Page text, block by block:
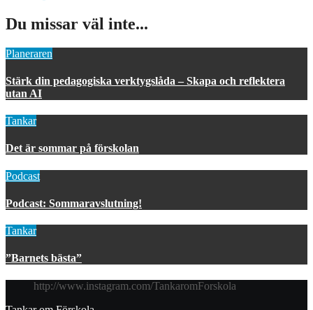
Du missar väl inte...
Planeraren
Stärk din pedagogiska verktygslåda – Skapa och reflektera
utan AI
Tankar
Det är sommar på förskolan
Podcast
Podcast: Sommaravslutning!
Tankar
”Barnets bästa”
http://www.instagram.com/TankaromForskola